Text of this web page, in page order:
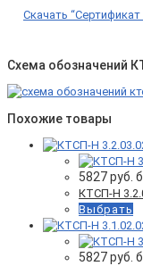
Скачать
Схема обозначений
Похожие товары
5827руб.
КТСП-Н
Выбрать
5827руб.